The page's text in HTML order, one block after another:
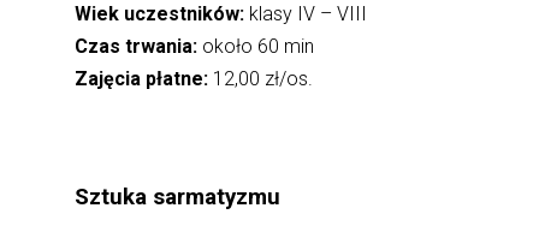
Wiek uczestników: klasy IV – VIII
Czas trwania: około 60 min
Zajęcia płatne: 12,00 zł/os.
Sztuka sarmatyzmu